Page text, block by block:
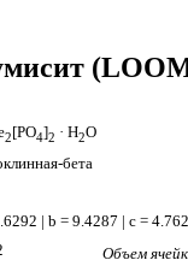
2[PO4]2 · H2O
бета
| b = 9.4287 | c =
Объем